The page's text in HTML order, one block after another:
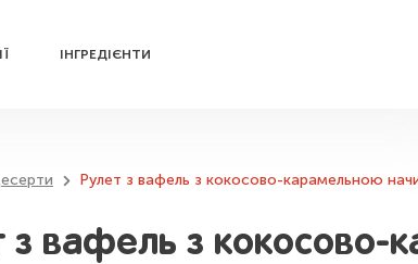
ІНГРЕДІЄНТИ
Рулет з вафель з кокосово-карамельною
з вафель з кокосово-